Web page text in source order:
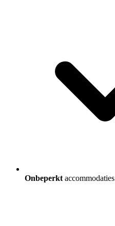
Onbeperkt accommodaties